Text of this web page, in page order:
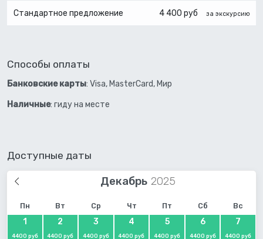
Стандартное предложение 4 400 руб за экскурсию
Способы оплаты
Банковские карты: Visa, MasterCard, Мир
Наличные: гиду на месте
Доступные даты
Декабрь
Пн Вт Ср Чт Пт Сб Вс
1
4400 руб
2
4400 руб
3
4400 руб
4
4400 руб
5
4400 руб
6
4400 руб
7
4400 руб